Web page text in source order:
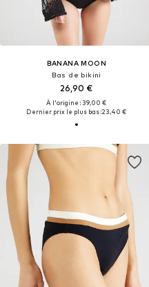
BANANA MOON
Bas de bikini
26,90 €
À l'origine : 39,00 €
Dernier prix le plus bas :23,40 €